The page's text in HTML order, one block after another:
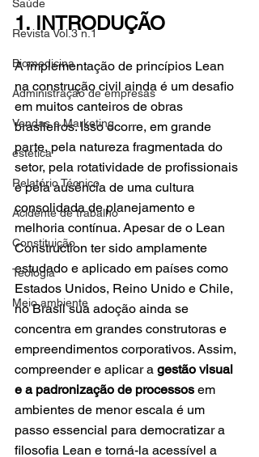
Saúde
Revista Vol.3 n.1
Biomedicina
Administração de empresas
Vendas e Marketing
estética
Relatório Técnico
Acidente de trabalho
Constituição
Teologia
Meio ambiente
1. INTRODUÇÃO
A implementação de princípios Lean
na construção civil ainda é um desafio
em muitos canteiros de obras
brasileiros. Isso ocorre, em grande
parte, pela natureza fragmentada do
setor, pela rotatividade de profissionais
e pela ausência de uma cultura
consolidada de planejamento e
melhoria contínua. Apesar de o Lean
Construction ter sido amplamente
estudado e aplicado em países como
Estados Unidos, Reino Unido e Chile,
no Brasil sua adoção ainda se
concentra em grandes construtoras e
empreendimentos corporativos. Assim,
compreender e aplicar a gestão visual
e a padronização de processos em
ambientes de menor escala é um
passo essencial para democratizar a
filosofia Lean e torná-la acessível a